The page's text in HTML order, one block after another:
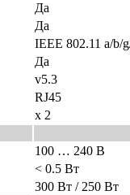
Да
Да
IEEE 802.11 a/b/
Да
v5.3
RJ45
х 2
100 … 240 В
< 0.5 Вт
300 Вт / 250 Вт